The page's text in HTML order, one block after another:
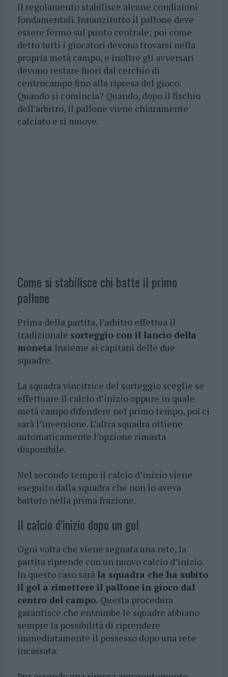
Il regolamento stabilisce alcune condizioni
fondamentali. Innanzitutto il pallone deve
essere fermo sul punto centrale; poi come
detto tutti i giocatori devono trovarsi nella
propria metà campo, e inoltre gli avversari
devono restare fuori dal cerchio di
centrocampo fino alla ripresa del gioco.
Quando si comincia? Quando, dopo il fischio
dell’arbitro, il pallone viene chiaramente
calciato e si muove.
Come si stabilisce chi batte il primo
pallone
Prima della partita, l’arbitro effettua il
tradizionale sorteggio con il lancio della
moneta insieme ai capitani delle due
squadre.
La squadra vincitrice del sorteggio sceglie se
effettuare il calcio d’inizio oppure in quale
metà campo difendere nel primo tempo, poi ci
sarà l’inversione. L’altra squadra ottiene
automaticamente l’opzione rimasta
disponibile.
Nel secondo tempo il calcio d’inizio viene
eseguito dalla squadra che non lo aveva
battuto nella prima frazione.
Il calcio d’inizio dopo un gol
Ogni volta che viene segnata una rete, la
partita riprende con un nuovo calcio d’inizio.
In questo caso sarà la squadra che ha subito
il gol a rimettere il pallone in gioco dal
centro del campo. Questa procedura
garantisce che entrambe le squadre abbiano
sempre la possibilità di riprendere
immediatamente il possesso dopo una rete
incassata.